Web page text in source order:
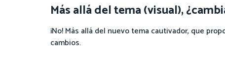
Más allá del tema (visual),
¡No! Más allá del nuevo tema cautivador, que
cambios.